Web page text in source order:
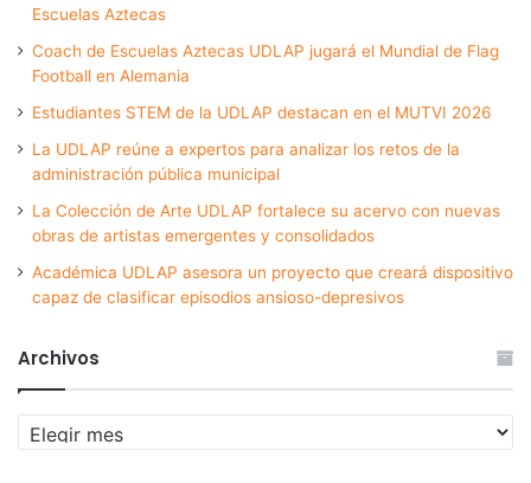
Escuelas Aztecas
Coach de Escuelas Aztecas UDLAP jugará el Mundial de Flag
Football en Alemania
Estudiantes STEM de la UDLAP destacan en el MUTVI 2026
La UDLAP reúne a expertos para analizar los retos de la
administración pública municipal
La Colección de Arte UDLAP fortalece su acervo con nuevas
obras de artistas emergentes y consolidados
Académica UDLAP asesora un proyecto que creará dispositivo
capaz de clasificar episodios ansioso-depresivos
Archivos
Archivos